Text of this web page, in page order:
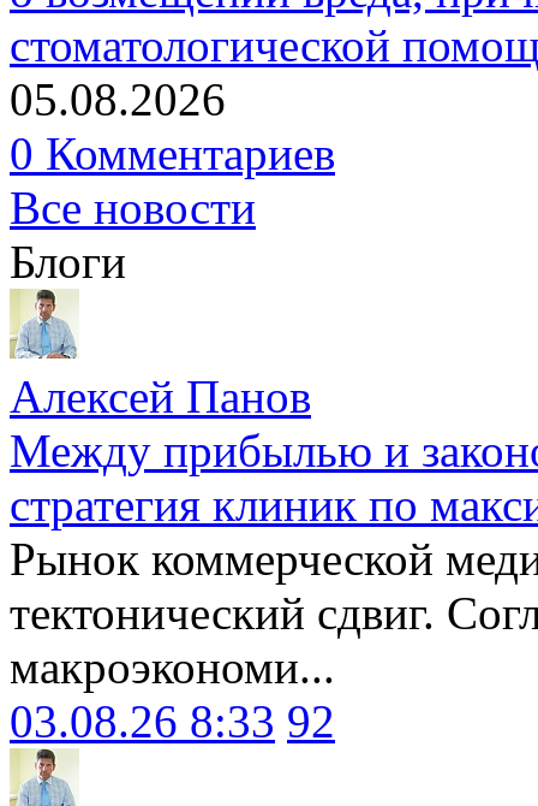
стоматологической
05.08.2026
0 Комментариев
Все новости
Блоги
Алексей Панов
Между прибылью и
стратегия клиник по
Рынок коммерческой
тектонический сдвиг.
макроэкономи...
03.08.26 8:33 92